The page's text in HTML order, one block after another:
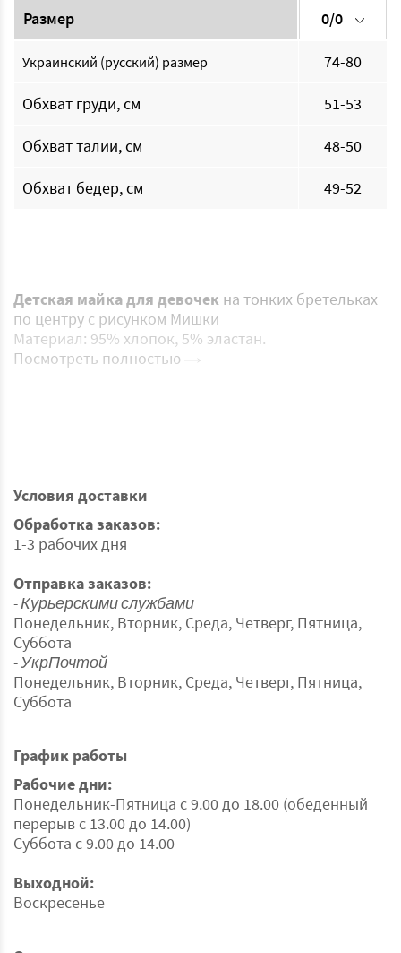
Размер 0/0
Украинский (русский) размер 74-80
Обхват груди, см 51-53
Обхват талии, см 48-50
Обхват бедер, см 49-52
Детская майка для девочек на тонких бретельках
по центру с рисунком Мишки
Материал: 95% хлопок, 5% эластан.
Посмотреть полностью
Условия доставки
Обработка заказов:
1-3 рабочих дня
Отправка заказов:
- Курьерскими службами
Понедельник, Вторник, Среда, Четверг, Пятница,
Суббота
- УкрПочтой
Понедельник, Вторник, Среда, Четверг, Пятница,
Суббота
График работы
Рабочие дни:
Понедельник-Пятница с 9.00 до 18.00 (обеденный
перерыв с 13.00 до 14.00)
Суббота с 9.00 до 14.00
Выходной:
Воскресенье